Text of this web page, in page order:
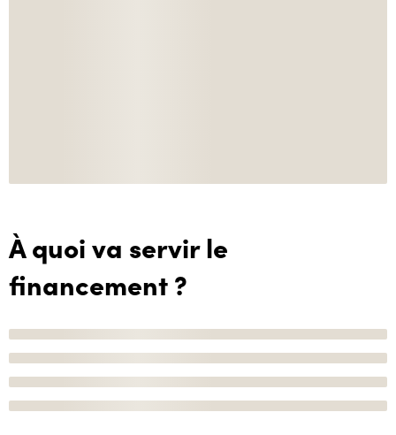
À quoi va servir le
financement ?